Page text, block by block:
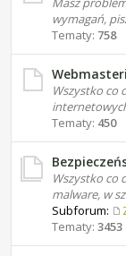
wymagań,
Tematy: 758
Wszystko co
Tematy: 450
Wszystko co
malware, w
Subforum:
Tematy: 3453